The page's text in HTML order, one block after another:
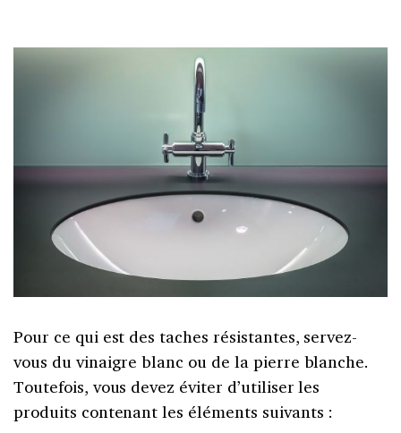
Pour ce qui est des taches résistantes, servez-
vous du vinaigre blanc ou de la pierre blanche.
Toutefois, vous devez éviter d’utiliser les
produits contenant les éléments suivants :